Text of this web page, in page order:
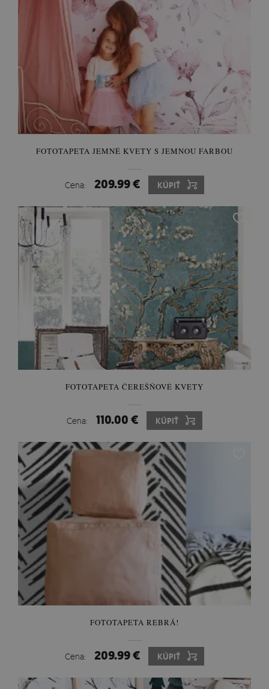
FOTOTAPETA JEMNÉ KVETY S JEMNOU FARBOU
Cena: 209.99 € KÚPIŤ
FOTOTAPETA ČEREŠŇOVÉ KVETY
Cena: 110.00 € KÚPIŤ
FOTOTAPETA REBRÁ!
Cena: 209.99 € KÚPIŤ